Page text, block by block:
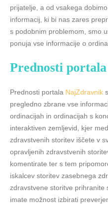
prijatelje, a od vsakega
informacij, ki bi nas zares
s podobnim problemom, smo
ponuja vse informacije o
Prednosti portala
Prednosti portala NajZdravnik
pregledno zbrane vse
ordinacijah in ordinacijah s
interaktiven zemljevid, kjer
zdravstvenih storitev iščete v
opravljenih zdravstvenih
komentirate ter s tem
iskalcev storitev zasebnega
zdravstvene storitve prihranite
imate možnost izbirati